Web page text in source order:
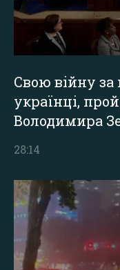
Свою війну за
українці,
Володимира
28:14